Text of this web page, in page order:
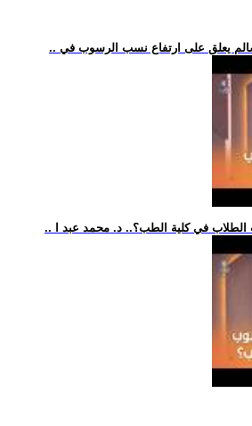
سالم يعلق على ارتفاع نسب الرسوب في
في كلية الطب؟.. د. محمد عبد ا